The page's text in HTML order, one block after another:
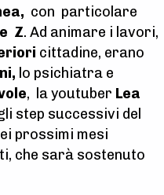
con particolare
Z. Ad animare i lavori,
cittadine, erano
lo psichiatra e
, la youtuber Lea
step successivi del
prossimi mesi
che sarà sostenuto